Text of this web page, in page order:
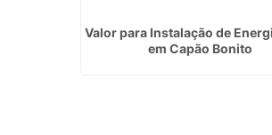
Valor para Instalação de
em Capão Bonito